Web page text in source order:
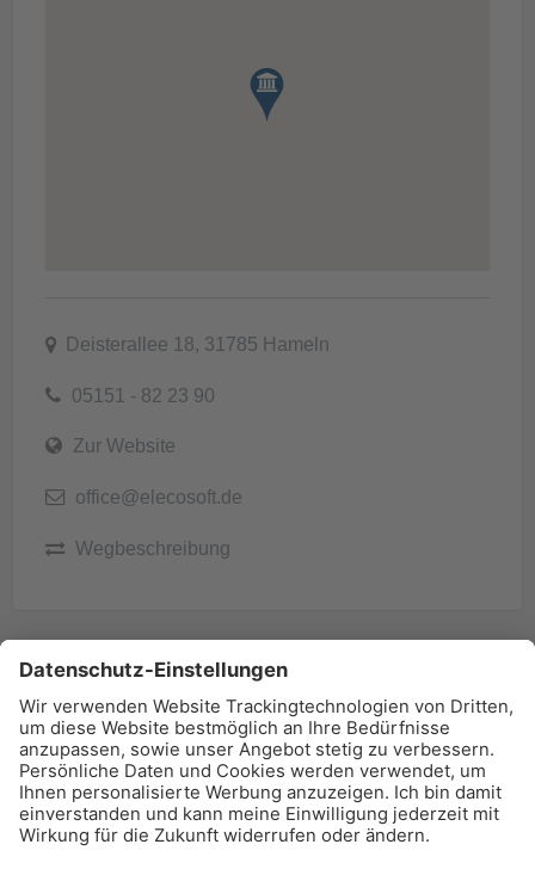
Deisterallee 18, 31785 Hameln
05151 - 82 23 90
Zur Website
office@elecosoft.de
Wegbeschreibung
BAU-Index Newsletter
Erhalten Sie regelmäßig Benachrichtigungen zu den